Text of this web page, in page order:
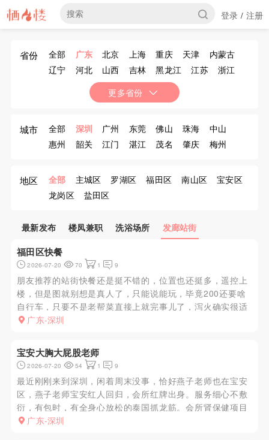
登录 / 注册
省份 全部 广东 北京 上海 重庆 天津
内蒙古
辽宁
河北 山西 吉林 黑龙江 江苏
浙江
福建 江西 山东 河南
海南 四川 贵州 云南
更多省份
城市 全部 深圳 广州 东莞 佛山 珠海
中山
惠州
韶关 江门 湛江 茂名 肇庆
梅州
汕头
地区 全部 主城区 罗湖区 福田区 南山区
宝安区
龙岗区
盐田区
最新发布 楼凤兼职 洗浴场所 发廊站街
福田区快餐
2026-07-20 70 1 9
朋友推荐的站街快餐还是挺不错的，位置也还挺多，遥控上
楼，但是图就别想是真人了，只能说能玩，毕竟200还要啥
自行车，只要不是老帮菜直接上就完事儿了，泻火确实很适
合，我一般都不挑的，这年头赚钱都不容易，还是快餐实惠
广东-深圳
宝安大胸大屁股老师
2026-07-20 54 1 9
最近刚刚来到深圳，闲着周末没事，恰好燕子老师也在宝安
区，燕子老师宝安红人回归，会所红牌出身。服务细心不敷
衍，有包时，有全身心放松的泰国抓龙筋。会所肾保健项目
给您帝王般的享受，刚一进门，就被燕子老师的那36D的大
广东-深圳